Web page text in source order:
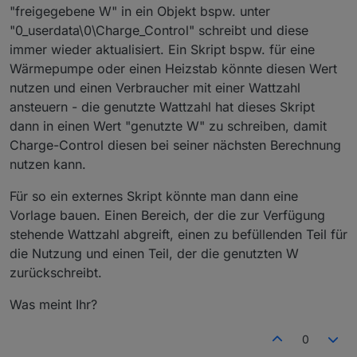
let
Batterie_SOC = (await getStateAsync
let
MaxHeizstableistung_W = (await
let HeizstabStatus = (await getStateAsync
let HeizstabLadeleistung_W = 0 ;
Hausverbrauch_W =Hausverbrauch_W -
    NetzLeistung_W =
- PV_Leistung_W +
// PV_Leistung_W = 8000
// NetzLeistung_W = -1000
// Prüfen ob Werte Netz oder Batterie
if (NetzLeistung_W <= -1000 &&
HeizstabLadeleistung_W =
    }
else if (NetzLeistung_W <= -1000 &&
// lineare Interpolation Leistung Heizstab
danach aktiviert er sich wieder.
Hab noch zu wenig sonnige Tage um zu sagen was
effektiver ist.
const sID_Eigenverbrauch = 'e3dc-
const sID_Netz_Leistung = 'e3dc-
const sID_Batterie_Leistung = 'e3dc-
const sID_Batterie_SOC = 'e3dc-
const sID_Soll_LeistungHeizstab_W =
const sID_IstTempHeizstab =
const
const sID_MaxTempHeizstab =
const sID_MaxHeizstableistung_W =
const sID_HeizstabStatus =
const Haltezeit = 10;
let HaltezeitHeizstab = null;
clearTimeout(HaltezeitHeizstab);
//
schedule('*/20 * * * * *', async function () {
let PV_Leistung_W = (await
"freigegebene W" in ein Objekt bspw. unter
"0_userdata\0\Charge_Control" schreibt und diese
immer wieder aktualisiert. Ein Skript bspw. für eine
Wärmepumpe oder einen Heizstab könnte diesen Wert
nutzen und einen Verbraucher mit einer Wattzahl
ansteuern - die genutzte Wattzahl hat dieses Skript
dann in einen Wert "genutzte W" zu schreiben, damit
Charge-Control diesen bei seiner nächsten Berechnung
nutzen kann.
Für so ein externes Skript könnte man dann eine
Vorlage bauen. Einen Bereich, der die zur Verfügung
stehende Wattzahl abgreift, einen zu befüllenden Teil für
die Nutzung und einen Teil, der die genutzten W
zurückschreibt.
Was meint Ihr?
0